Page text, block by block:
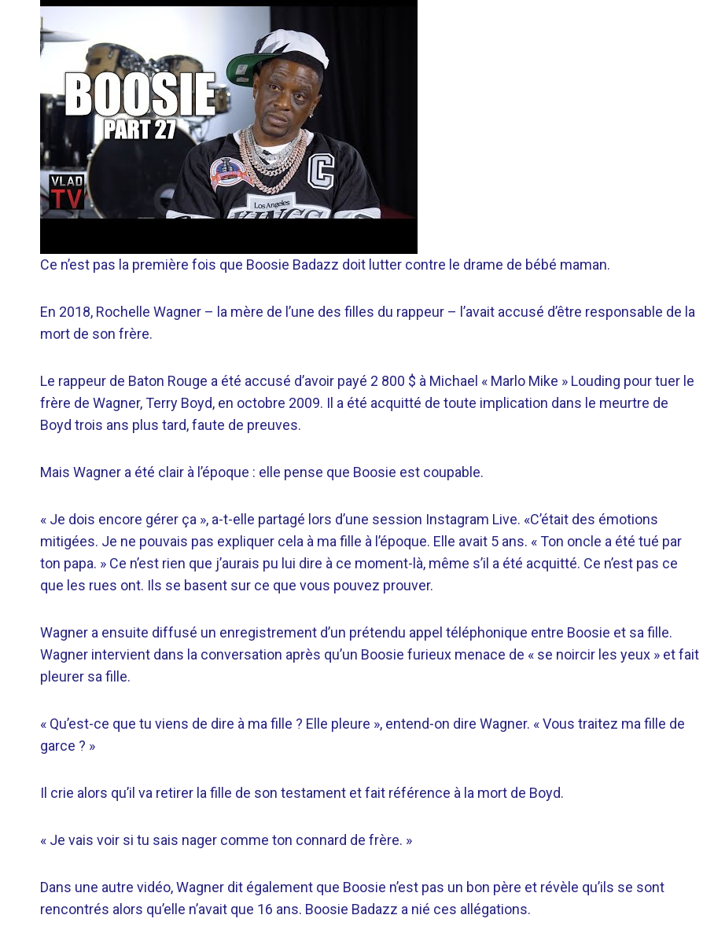
Ce n’est pas la première fois que Boosie Badazz doit lutter contre le drame de bébé maman.
En 2018, Rochelle Wagner – la mère de l’une des filles du rappeur – l’avait accusé d’être responsable de la
mort de son frère.
Le rappeur de Baton Rouge a été accusé d’avoir payé 2 800 $ à Michael « Marlo Mike » Louding pour tuer le
frère de Wagner, Terry Boyd, en octobre 2009. Il a été acquitté de toute implication dans le meurtre de
Boyd trois ans plus tard, faute de preuves.
Mais Wagner a été clair à l’époque : elle pense que Boosie est coupable.
« Je dois encore gérer ça », a-t-elle partagé lors d’une session Instagram Live. «C’était des émotions
mitigées. Je ne pouvais pas expliquer cela à ma fille à l’époque. Elle avait 5 ans. « Ton oncle a été tué par
ton papa. » Ce n’est rien que j’aurais pu lui dire à ce moment-là, même s’il a été acquitté. Ce n’est pas ce
que les rues ont. Ils se basent sur ce que vous pouvez prouver.
Wagner a ensuite diffusé un enregistrement d’un prétendu appel téléphonique entre Boosie et sa fille.
Wagner intervient dans la conversation après qu’un Boosie furieux menace de « se noircir les yeux » et fait
pleurer sa fille.
« Qu’est-ce que tu viens de dire à ma fille ? Elle pleure », entend-on dire Wagner. « Vous traitez ma fille de
garce ? »
Il crie alors qu’il va retirer la fille de son testament et fait référence à la mort de Boyd.
« Je vais voir si tu sais nager comme ton connard de frère. »
Dans une autre vidéo, Wagner dit également que Boosie n’est pas un bon père et révèle qu’ils se sont
rencontrés alors qu’elle n’avait que 16 ans. Boosie Badazz a nié ces allégations.